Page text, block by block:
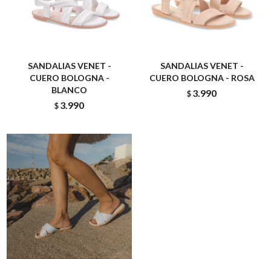
SANDALIAS VENET -
CUERO BOLOGNA -
BLANCO
$3.990
SANDALIAS VENET -
CUERO BOLOGNA - ROSA
$3.990